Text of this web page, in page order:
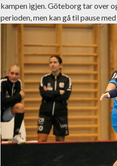
kampen igjen. Göteborg tar over
perioden, men kan gå til pause